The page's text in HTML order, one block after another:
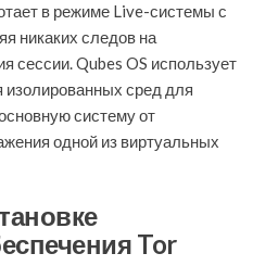
в режиме Live-системы с
никаких следов на
сессии. Qubes OS использует
изолированных сред для
систему от
одной из виртуальных
Tor